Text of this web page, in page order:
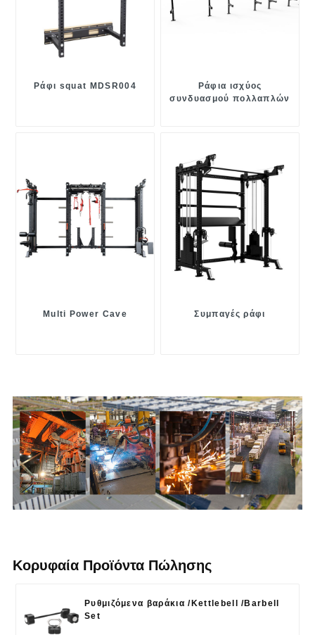
Ράφι squat MDSR004
Ράφια ισχύος
συνδυασμού πολλαπλών
Multi Power Cave Συμπαγές ράφι
Κορυφαία Προϊόντα Πώλησης
Ρυθμιζόμενα βαράκια /Kettlebell /Barbell
Set